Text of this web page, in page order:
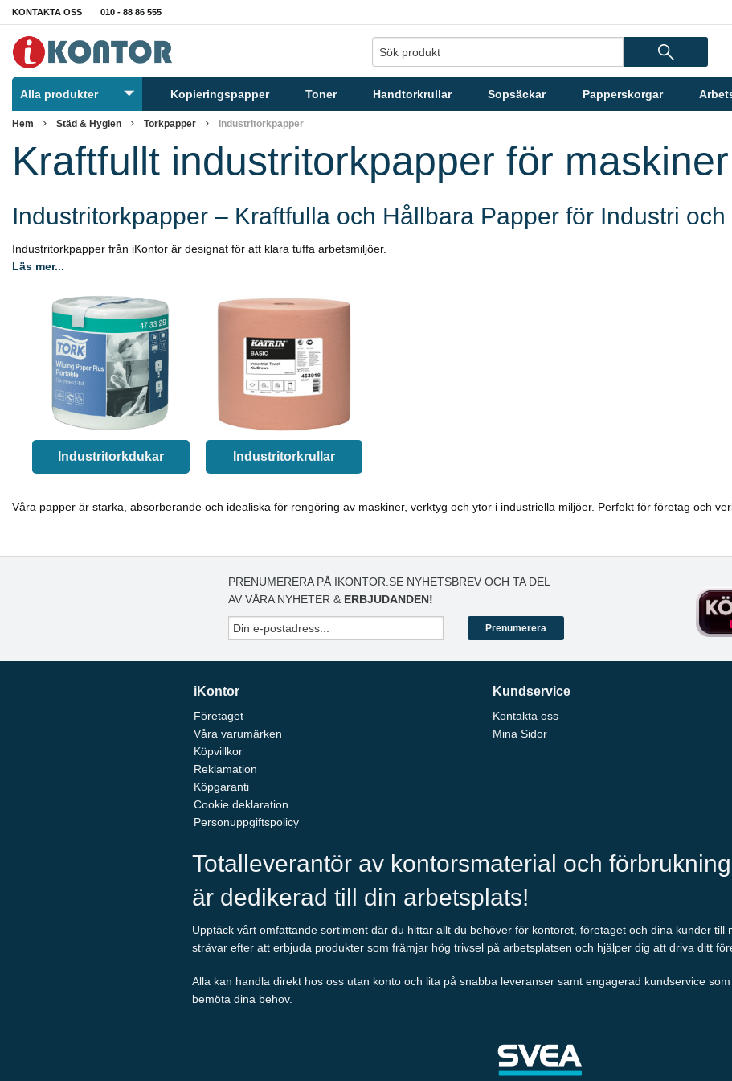
KONTAKTA OSS 010 - 88 86 555
Alla produkter Kopieringspapper Toner Handtorkrullar Sopsäckar Papperskorgar
Hem Städ & Hygien Torkpapper Industritorkpapper
Kraftfullt industritorkpapper för
Industritorkpapper – Kraftfulla och Hållbara Papper för Industri
Industritorkpapper från iKontor är designat för att klara tuffa arbetsmiljöer.
Läs mer...
Industritorkdukar Industritorkrullar
Våra papper är starka, absorberande och idealiska för rengöring av maskiner, verktyg och ytor i industriella miljöer. Perfekt för företag och
PRENUMERERA PÅ IKONTOR.SE NYHETSBREV OCH TA DEL
AV VÅRA NYHETER & ERBJUDANDEN!
Prenumerera
iKontor
Företaget
Våra varumärken
Köpvillkor
Reklamation
Köpgaranti
Cookie deklaration
Personuppgiftspolicy
Kundservice
Kontakta oss
Mina Sidor
Totalleverantör av kontorsmaterial och
är dedikerad till din arbetsplats!
Upptäck vårt omfattande sortiment där du hittar allt du behöver för kontoret, företaget och dina kunder till
strävar efter att erbjuda produkter som främjar hög trivsel på arbetsplatsen och hjälper dig att driva ditt
Alla kan handla direkt hos oss utan konto och lita på snabba leveranser samt engagerad kundservice
bemöta dina behov.